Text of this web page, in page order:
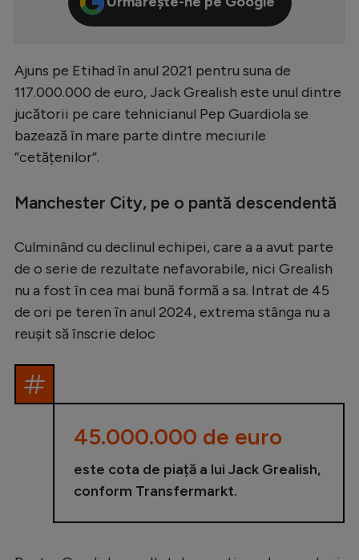
Premier League
Serie A
Bundesliga
Ligue 1
EURO 2024
Stranieri
Clasamente
Formula 1
Gimnastică
Ajuns pe Etihad în anul 2021 pentru suna de
117.000.000 de euro, Jack Grealish este unul dintre
jucătorii pe care tehnicianul Pep Guardiola se
bazează în mare parte dintre meciurile
”cetățenilor”.
Manchester City, pe o pantă descendentă
Culminând cu declinul echipei, care a a avut parte
de o serie de rezultate nefavorabile, nici Grealish
nu a fost în cea mai bună formă a sa. Intrat de 45
de ori pe teren în anul 2024, extrema stânga nu a
reușit să înscrie deloc
45.000.000 de euro
este cota de piață a lui Jack Grealish,
conform Transfermarkt.